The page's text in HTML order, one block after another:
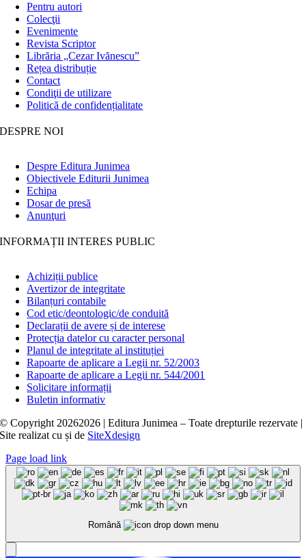
Pentru autori
Colecţii
Evenimente
Revista Scriptor
Librăria „Cezar Ivănescu”
Rețea distribuție
Contact
Condiţii de utilizare
Politică de confidențialitate
DESPRE NOI
Despre Editura Junimea
Obiectivele Editurii Junimea
Echipa
Dosar de presă
Anunţuri
INFORMAȚII INTERES PUBLIC
Achiziții publice
Avertizor de integritate
Bilanțuri contabile
Cod etic/deontologic/de conduită
Declarații de avere și de interese
Protecția datelor cu caracter personal
Planul de integritate al instituției
Rapoarte de aplicare a Legii nr. 52/2003
Rapoarte de aplicare a Legii nr. 544/2001
Solicitare informații
Buletin informativ
© Copyright 20262026 | Editura Junimea – Toate drepturile rezervate |
Site realizat cușide SiteXdesign
Page load link
Română